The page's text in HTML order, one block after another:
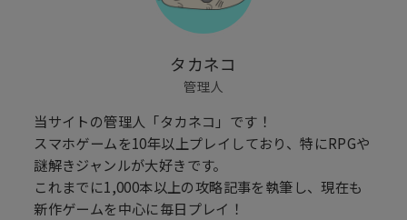
タカネコ
管理人
当サイトの管理人「タカネコ」です！
スマホゲームを10年以上プレイしており、特にRPGや
謎解きジャンルが大好きです。
これまでに1,000本以上の攻略記事を執筆し、現在も
新作ゲームを中心に毎日プレイ！